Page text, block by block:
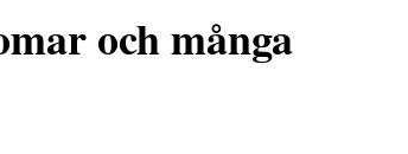
och många